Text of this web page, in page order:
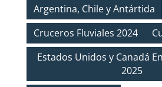
Argentina, Chile y Antártida
Cruceros Fluviales 2024
Estados Unidos y Canadá
2025